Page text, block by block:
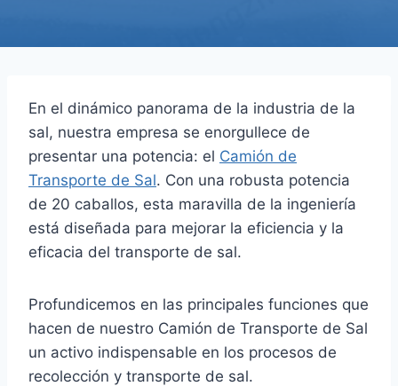
En el dinámico panorama de la industria de la
sal, nuestra empresa se enorgullece de
presentar una potencia: el Camión de
Transporte de Sal. Con una robusta potencia
de 20 caballos, esta maravilla de la ingeniería
está diseñada para mejorar la eficiencia y la
eficacia del transporte de sal.
Profundicemos en las principales funciones que
hacen de nuestro Camión de Transporte de Sal
un activo indispensable en los procesos de
recolección y transporte de sal.